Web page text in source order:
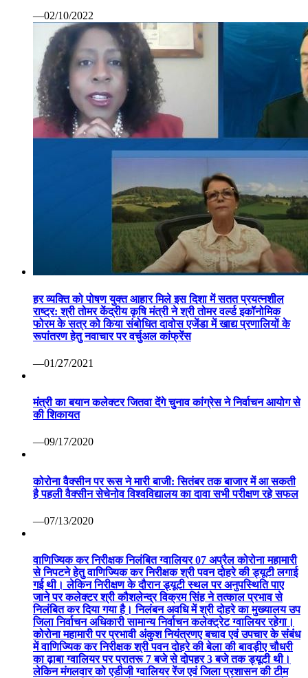
—02/10/2022
हर व्यक्ति को पोषण युक्त आहार मिले इस दिशा में सतत प्रयत्नशील
राष्ट्र: श्री तोमर केंद्रीय कृषि मंत्री ने श्री तोमर वर्ल्ड इकॉनोमिक
फोरम के सत्र को किया संबोधित दावोस एजेंडा में खाद्य प्रणालियों के
रूपांतरण हेतु नवाचार पर वर्चुअल कांफ्रेंस
—01/27/2021
मंत्री का बयान कलेक्टर जितवा देंगे चुनाव कांग्रेस ने निर्वाचन आयोग से
की शिकायत
—09/17/2020
कोरोना वैक्सीन पर रूस ने मारी बाजी: सितंबर तक बाजार में आ सकती
है पहली वैक्सीन सेचेनोव विश्वविद्यालय का दावा सभी परीक्षण रहे सफल
—07/13/2020
वाणिज्यिक कर निरीक्षक निलंबित ग्वालियर 07 अप्रैल कोरोना महामारी
से निपटने हेतु वाणिज्यिक कर निरीक्षक श्री पवन दोहरे की ड्यूटी लगाई
गई थी। लेकिन निरीक्षण के दौरान ड्यूटी स्थल पर अनुपस्थिति पाए
जाने पर कलेक्टर श्री कौशलेन्द्र विक्रम सिंह ने तत्काल प्रभाव से
निलंबित कर दिया गया है। निलंबन अवधि में श्री दोहरे का मुख्यालय उप
जिला निर्वाचन अधिकारी सामान्य निर्वाचन कलेक्ट्रेट ग्वालियर रहेगा।
कोरोना महामारी पर प्रभावी अंकुश नियंत्रणए बचाव एवं उपचार के संबंध
में वाणिज्यिक कर निरीक्षक श्री पवन दोहरे की बेला की बावड़ीए चौधरी
का ढ़ाबा ग्वालियर पर प्रातरू 7 बजे से दोपहर 3 बजे तक ड्यूटी थी।
लेकिन मंगलवार को एडीजी ग्वालियर रेंज एवं जिला प्रशासन की टीम